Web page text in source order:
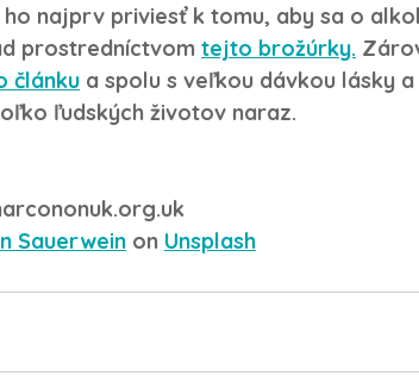
najprv priviesť k tomu, aby sa o
prostredníctvom tejto brožúrky.
článku a spolu s veľkou dávkou lásky
ľudských životov naraz.
Sauerwein on Unsplash